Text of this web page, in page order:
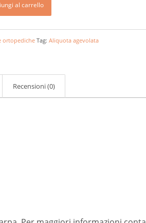
al carrello
ortopediche Tag:Aliquota agevolata
Recensioni (0)